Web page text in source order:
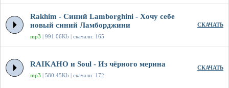
Rakhim - Синий Lamborghini - Хочу себе
новый синий Ламборджини
mp3 | 991.06Kb | скачали: 165
СКАЧАТЬ
RAIKAHO и Soul - Из чёрного мерина
mp3 | 580.45Kb | скачали: 172
СКАЧАТЬ